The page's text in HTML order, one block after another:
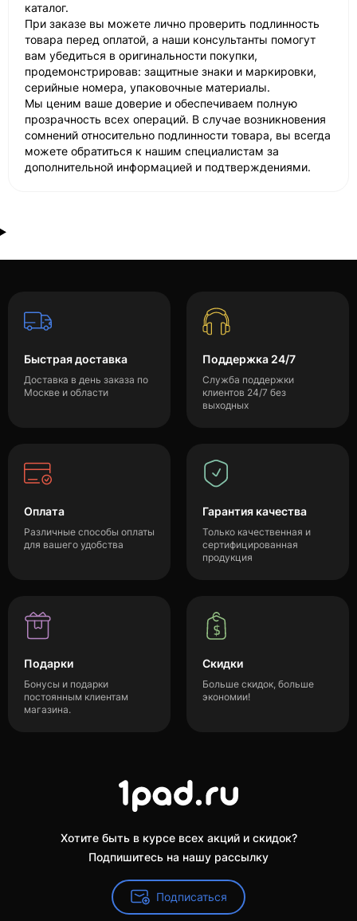
каталог.
При заказе вы можете лично проверить подлинность
товара перед оплатой, а наши консультанты помогут
вам убедиться в оригинальности покупки,
продемонстрировав: защитные знаки и маркировки,
серийные номера, упаковочные материалы.
Мы ценим ваше доверие и обеспечиваем полную
прозрачность всех операций. В случае возникновения
сомнений относительно подлинности товара, вы всегда
можете обратиться к нашим специалистам за
дополнительной информацией и подтверждениями.
Быстрая доставка
Доставка в день заказа по
Москве и области
Поддержка 24/7
Служба поддержки
клиентов 24/7 без
выходных
Оплата
Различные способы оплаты
для вашего удобства
Гарантия качества
Только качественная и
сертифицированная
продукция
Подарки
Бонусы и подарки
постоянным клиентам
магазина.
Скидки
Больше скидок, больше
экономии!
Хотите быть в курсе всех акций и скидок?
Подпишитесь на нашу рассылку
Подписаться